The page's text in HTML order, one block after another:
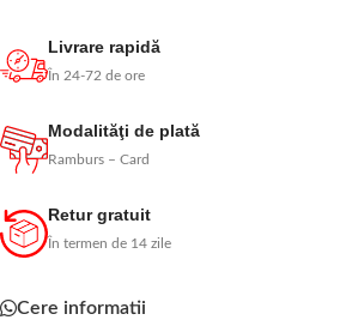
Livrare rapidă
În 24-72 de ore
Modalităţi de plată
Ramburs – Card
Retur gratuit
În termen de 14 zile
Cere informatii